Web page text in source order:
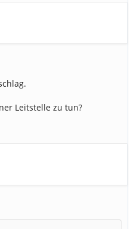
Leitstelle zu tun?